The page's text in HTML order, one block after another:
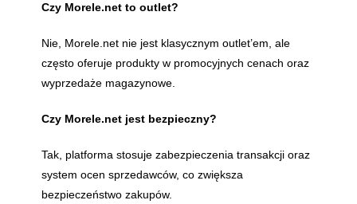
Czy Morele.net to outlet?
Nie, Morele.net nie jest klasycznym outlet’em, ale
często oferuje produkty w promocyjnych cenach oraz
wyprzedaże magazynowe.
Czy Morele.net jest bezpieczny?
Tak, platforma stosuje zabezpieczenia transakcji oraz
system ocen sprzedawców, co zwiększa
bezpieczeństwo zakupów.